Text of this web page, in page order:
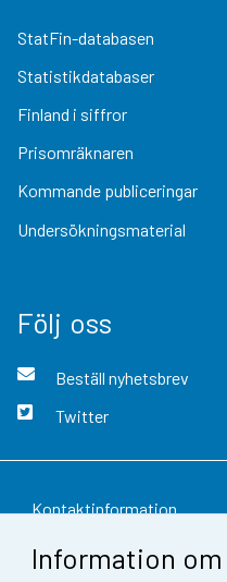
Information
StatFin-databasen
Statistikdatabaser
Finland i siffror
Prisomräknaren
Kommande publiceringar
Undersökningsmaterial
Följ oss
Beställ nyhetsbrev
Twitter
Kontaktinformation
Respons